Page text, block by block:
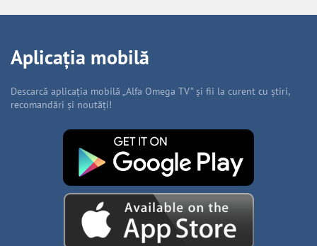
Aplicația mobilă
Descarcă aplicația mobilă „Alfa Omega TV” și fii la curent cu știri,
recomandări și noutăți!